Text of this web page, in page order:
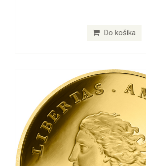
Do košíka